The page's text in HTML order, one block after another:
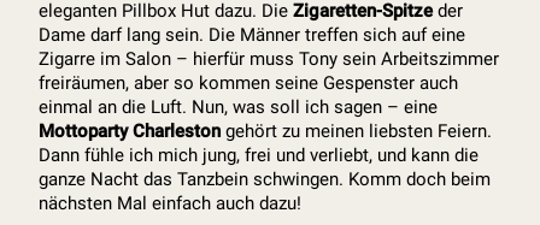
eleganten Pillbox Hut dazu. DieZigaretten-Spitzeder
Dame darf lang sein. Die Männer treffen sich auf eine
Zigarre im Salon – hierfür muss Tony sein Arbeitszimmer
freiräumen, aber so kommen seine Gespenster auch
einmal an die Luft. Nun, was soll ich sagen – eine
Mottoparty Charleston gehört zu meinen liebsten Feiern.
Dann fühle ich mich jung, frei und verliebt, und kann die
ganze Nacht das Tanzbein schwingen. Komm doch beim
nächsten Mal einfach auch dazu!